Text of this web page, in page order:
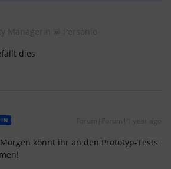
Managerin @ Personio
dies
Forum|Forum|1 year ago
könnt ihr an den Prototyp-Tests